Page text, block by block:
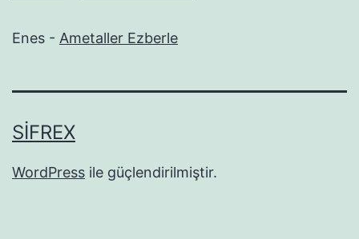
Enes - Ametaller Ezberle
SIFREX
WordPress ile güçlendirilmiştir.